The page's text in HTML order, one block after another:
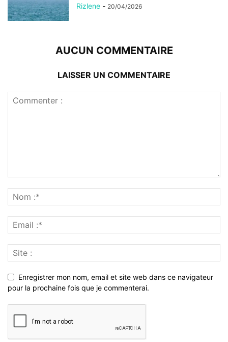
Rizlene - 20/04/2026
AUCUN COMMENTAIRE
LAISSER UN COMMENTAIRE
Enregistrer mon nom, email et site web dans ce navigateur
pour la prochaine fois que je commenterai.